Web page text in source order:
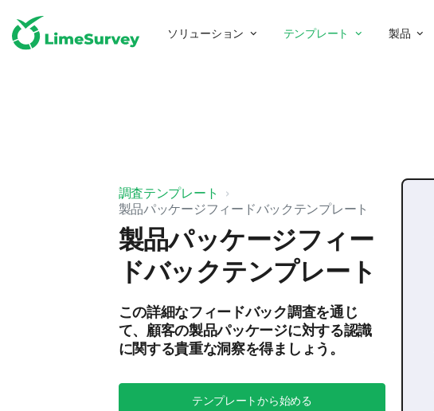
ソリューション テンプレート 製品
調査テンプレート
製品パッケージフィードバックテンプレート
製品パッケージフィー
ドバックテンプレート
この詳細なフィードバック調査を通じ
て、顧客の製品パッケージに対する認識
に関する貴重な洞察を得ましょう。
テンプレートから始める